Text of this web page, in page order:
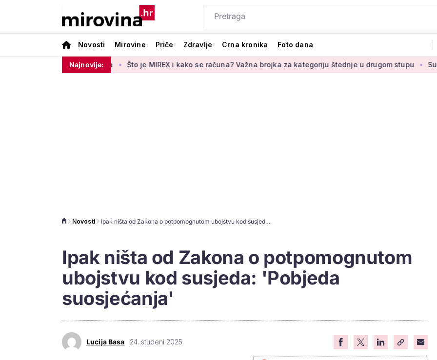
Novosti Mirovine Priče Zdravlje Crna kronika Foto dana
Najnovije:
umirovljenika Što je MIREX i kako se računa? Važna brojka za kategoriju štednje u drugom stupu Susjedna
Novosti Ipak ništa od Zakona o potpomognutom ubojstvu kod susjeda: 'Pobjeda suosjećanja'
Ipak ništa od Zakona o potpomognutom
ubojstvu kod susjeda: 'Pobjeda
suosjećanja'
Lucija Basa 24. studeni 2025.